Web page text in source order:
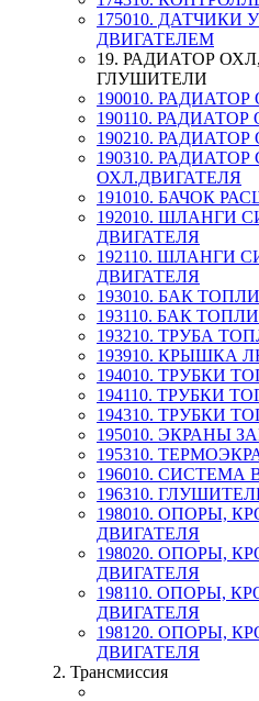
175010. ДАТЧИКИ
ДВИГАТЕЛЕМ
19. РАДИАТОР
ГЛУШИТЕЛИ
190010.
190110.
190210.
190310.
ОХЛ.ДВИГАТЕЛЯ
191010. БАЧОК
192010. ШЛАНГИ
ДВИГАТЕЛЯ
192110. ШЛАНГИ
ДВИГАТЕЛЯ
193010. БАК
193110. БАК
193210. ТРУБА
193910. КРЫШКА
194010. ТРУБКИ
194110. ТРУБКИ
194310. ТРУБКИ
195010. ЭКРАНЫ
195310.
196010. СИСТЕМА
196310.
198010. ОПОРЫ,
ДВИГАТЕЛЯ
198020. ОПОРЫ,
ДВИГАТЕЛЯ
198110. ОПОРЫ,
ДВИГАТЕЛЯ
198120. ОПОРЫ,
ДВИГАТЕЛЯ
2. Трансмиссия